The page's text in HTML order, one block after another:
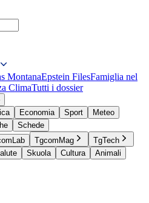
MontanaEpstein FilesFamiglia nel
ClimaTutti i dossier
Economia Sport
Meteo
Schede
TgcomMag
TgTech
Skuola Cultura
Animali